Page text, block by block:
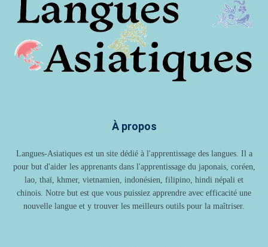
À propos
Langues-Asiatiques est un site dédié à l'apprentissage des langues. Il a
pour but d'aider les apprenants dans l'apprentissage du japonais, coréen,
lao, thaï, khmer, vietnamien, indonésien, filipino, hindi népali et
chinois. Notre but est que vous puissiez apprendre avec efficacité une
nouvelle langue et y trouver les meilleurs outils pour la maîtriser.